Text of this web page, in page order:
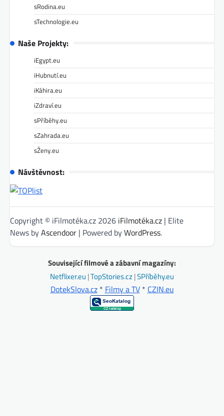
sRodina.eu
sTechnologie.eu
Naše Projekty:
iEgypt.eu
iHubnutí.eu
iKáhira.eu
iZdraví.eu
sPříběhy.eu
sZahrada.eu
sŽeny.eu
Návštěvnost:
Copyright © iFilmotéka.cz 2026 iFilmotéka.cz | Elite
News byAscendoor | Powered byWordPress.
Související filmové a zábavní magazíny:
Netflixer.eu |TopStories.cz|SPříběhy.eu
DotekSlova.cz* Filmy a TV* CZIN.eu